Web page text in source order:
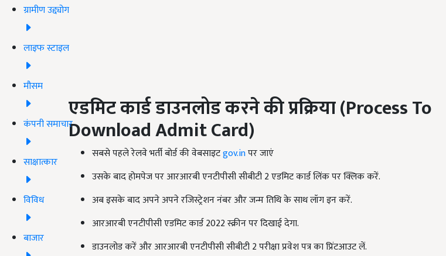
ग्रामीण उद्द्योग
लाइफ स्टाइल
मौसम
कंपनी समाचार
साक्षात्कार
विविध
बाजार
एडमिट कार्ड डाउनलोड करने की प्रक्रिया (Process To
Download Admit Card)
सबसे पहले रेलवे भर्ती बोर्ड की वेबसाइटgov.inपर जाएं
उसके बाद होमपेज पर आरआरबी एनटीपीसी सीबीटी 2 एडमिट कार्ड लिंक पर क्लिक करें.
अब इसके बाद अपने अपने रजिस्ट्रेशन नंबर और जन्म तिथि के साथ लॉग इन करें.
आरआरबी एनटीपीसी एडमिट कार्ड 2022 स्क्रीन पर दिखाई देगा.
डाउनलोड करें और आरआरबी एनटीपीसी सीबीटी 2 परीक्षा प्रवेश पत्र का प्रिंटआउट लें.